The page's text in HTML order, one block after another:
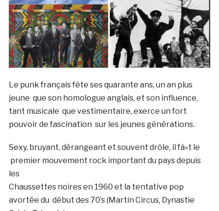
Le punk français fête ses quarante ans, un an plus
jeune que son homologue anglais, et son influence,
tant musicale que vestimentaire, exerce un fort
pouvoir de fascination sur les jeunes générations.
Sexy, bruyant, dérangeant et souvent drôle, il fà»t le
premier mouvement rock important du pays depuis
les
Chaussettes noires en 1960 et la tentative pop
avortée du début des 70’s (Martin Circus, Dynastie